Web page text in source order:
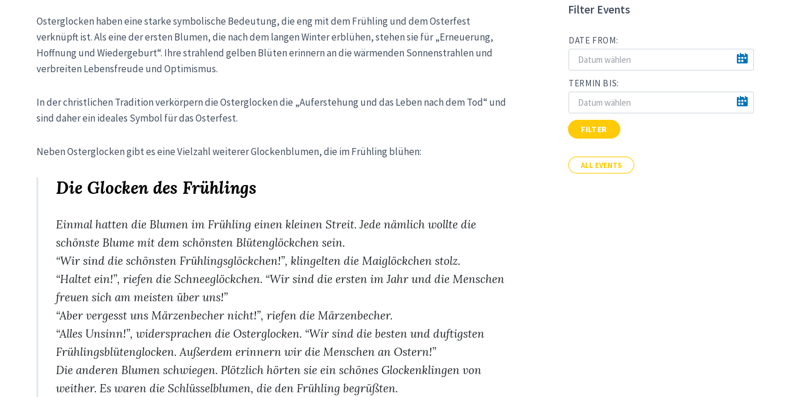
Osterglocken haben eine starke symbolische Bedeutung, die eng mit dem Frühling und dem Osterfest
verknüpft ist. Als eine der ersten Blumen, die nach dem langen Winter erblühen, stehen sie für „Erneuerung,
Hoffnung und Wiedergeburt“. Ihre strahlend gelben Blüten erinnern an die wärmenden Sonnenstrahlen und
verbreiten Lebensfreude und Optimismus.
In der christlichen Tradition verkörpern die Osterglocken die „Auferstehung und das Leben nach dem Tod“ und
sind daher ein ideales Symbol für das Osterfest.
Neben Osterglocken gibt es eine Vielzahl weiterer Glockenblumen, die im Frühling blühen:
Die Glocken des Frühlings
Einmal hatten die Blumen im Frühling einen kleinen Streit. Jede nämlich wollte die
schönste Blume mit dem schönsten Blütenglöckchen sein.
“Wir sind die schönsten Frühlingsglöckchen!”, klingelten die Maiglöckchen stolz.
“Haltet ein!”, riefen die Schneeglöckchen. “Wir sind die ersten im Jahr und die Menschen
freuen sich am meisten über uns!”
“Aber vergesst uns Märzenbecher nicht!”, riefen die Märzenbecher.
“Alles Unsinn!”, widersprachen die Osterglocken. “Wir sind die besten und duftigsten
Frühlingsblütenglocken. Außerdem erinnern wir die Menschen an Ostern!”
Die anderen Blumen schwiegen. Plötzlich hörten sie ein schönes Glockenklingen von
weither. Es waren die Schlüsselblumen, die den Frühling begrüßten.
Filter Events
DATE FROM:
TERMIN BIS:
FILTER
ALL EVENTS